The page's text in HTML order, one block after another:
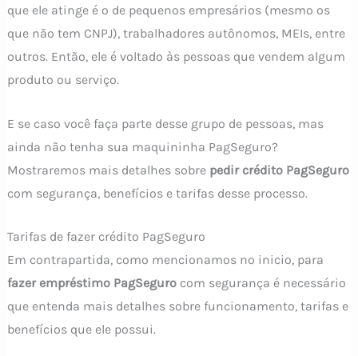
que ele atinge é o de pequenos empresários (mesmo os
que não tem CNPJ), trabalhadores autônomos, MEIs, entre
outros. Então, ele é voltado às pessoas que vendem algum
produto ou serviço.
E se caso você faça parte desse grupo de pessoas, mas
ainda não tenha sua maquininha PagSeguro?
Mostraremos mais detalhes sobre pedir crédito PagSeguro
com segurança, benefícios e tarifas desse processo.
Tarifas de fazer crédito PagSeguro
Em contrapartida, como mencionamos no inicio, para
fazer empréstimo PagSegurocom segurança é necessário
que entenda mais detalhes sobre funcionamento, tarifas e
benefícios que ele possui.